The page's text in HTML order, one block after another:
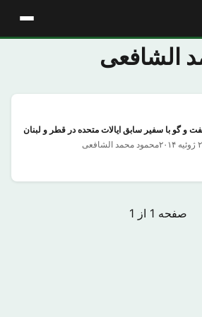
الشافعی
و گو با سفیر سابق ایالات متحده در قطر و لبنان
محمود محمد الشافعی
صفحه 1 از 1